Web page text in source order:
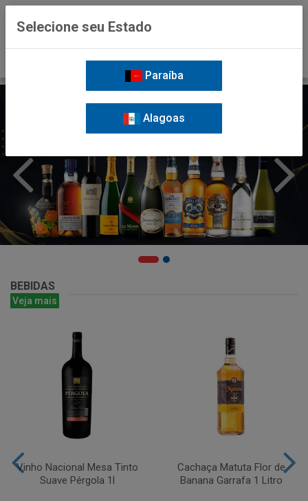
BEBIDAS
Veja mais
Vinho Nacional Mesa Tinto
Suave Pérgola 1l
Cachaça Matuta Flor de
Banana Garrafa 1 Litro
Selecione seu Estado
Paraíba
Alagoas